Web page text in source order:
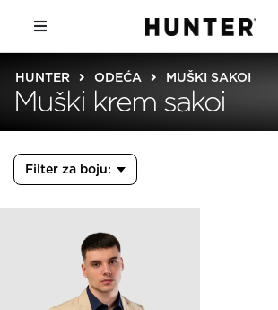
HUNTER ODEĆA MUŠKI SAKOI
Muški krem sakoi
Filter za boju: